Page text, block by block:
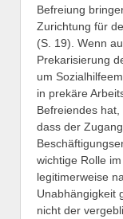
Befreiung
Zurichtung für
(S. 19). Wenn
Prekarisierung
um
in prekäre
Befreiendes hat,
dass der
wichtige Rolle
legitimerweise
Unabhängigkeit
nicht der